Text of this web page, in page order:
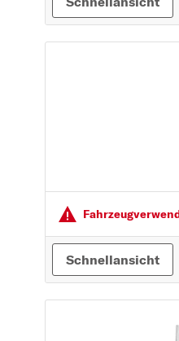
DACIA
DAIHATSU
HYUNDAI
K
KIA
L
Schnellansicht